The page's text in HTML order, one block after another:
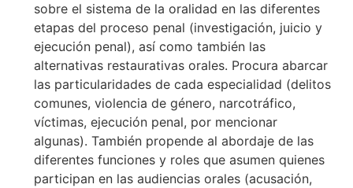
sobre el sistema de la oralidad en las diferentes
etapas del proceso penal (investigación, juicio y
ejecución penal), así como también las
alternativas restaurativas orales. Procura abarcar
las particularidades de cada especialidad (delitos
comunes, violencia de género, narcotráfico,
víctimas, ejecución penal, por mencionar
algunas). También propende al abordaje de las
diferentes funciones y roles que asumen quienes
participan en las audiencias orales (acusación,